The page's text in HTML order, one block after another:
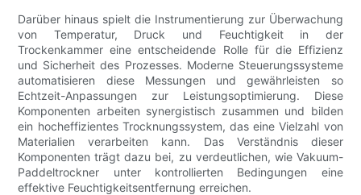
Darüber hinaus spielt die Instrumentierung zur Überwachung
von Temperatur, Druck und Feuchtigkeit in der
Trockenkammer eine entscheidende Rolle für die Effizienz
und Sicherheit des Prozesses. Moderne Steuerungssysteme
automatisieren diese Messungen und gewährleisten so
Echtzeit-Anpassungen zur Leistungsoptimierung. Diese
Komponenten arbeiten synergistisch zusammen und bilden
ein hocheffizientes Trocknungssystem, das eine Vielzahl von
Materialien verarbeiten kann. Das Verständnis dieser
Komponenten trägt dazu bei, zu verdeutlichen, wie Vakuum-
Paddeltrockner unter kontrollierten Bedingungen eine
effektive Feuchtigkeitsentfernung erreichen.